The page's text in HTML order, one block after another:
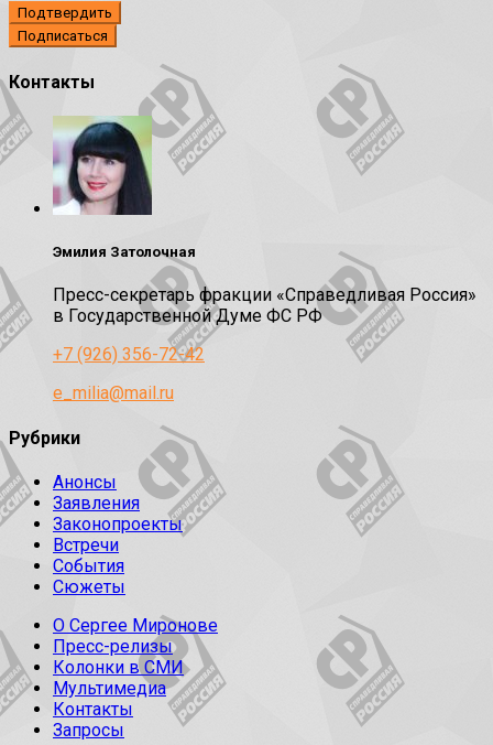
Подтвердить
Контакты
Эмилия Затолочная
Пресс-секретарь фракции «Справедливая Россия»
в Государственной Думе ФС РФ
+7 (926) 356-72-42
e_milia@mail.ru
Рубрики
Анонсы
Заявления
Законопроекты
Встречи
События
Сюжеты
О Сергее Миронове
Пресс-релизы
Колонки в СМИ
Мультимедиа
Контакты
Запросы